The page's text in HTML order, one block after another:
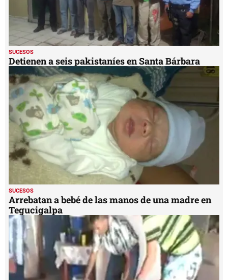
SUCESOS
Detienen a seis pakistaníes en Santa Bárbara
SUCESOS
Arrebatan a bebé de las manos de una madre en
Tegucigalpa